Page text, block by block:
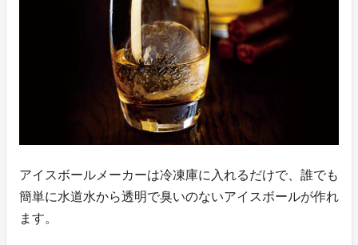
アイスボールメーカーは冷凍庫に入れるだけで、誰でも
簡単に水道水から透明で臭いのないアイスボールが作れ
ます。